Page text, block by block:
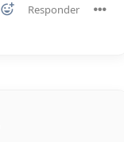
Responder